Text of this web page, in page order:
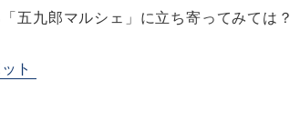
五九郎マルシェ」に立ち寄ってみては？
ト